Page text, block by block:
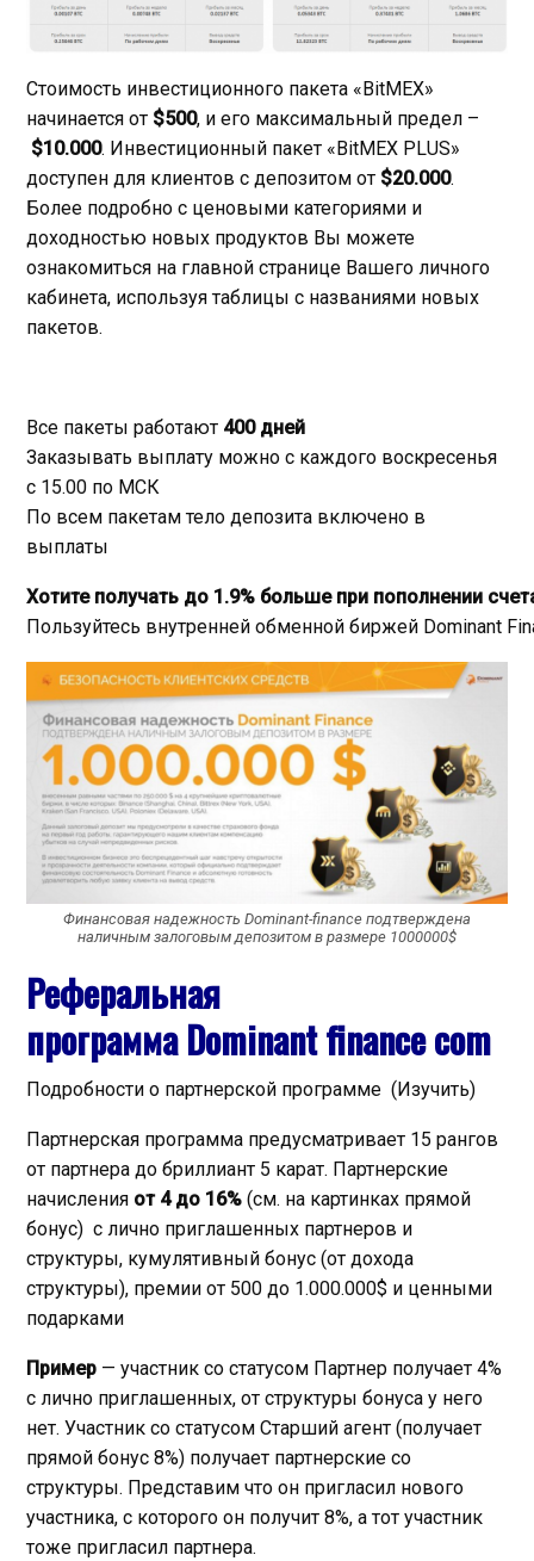
Стоимость инвестиционного пакета «BitMEX»
начинается от $500, и его максимальный предел –
$10.000. Инвестиционный пакет «BitMEX PLUS»
доступен для клиентов с депозитом от $20.000.
Более подробно с ценовыми категориями и
доходностью новых продуктов Вы можете
ознакомиться на главной странице Вашего личного
кабинета, используя таблицы с названиями новых
пакетов.
Все пакеты работают 400 дней
Заказывать выплату можно с каждого воскресенья
с 15.00 по МСК
По всем пакетам тело депозита включено в
выплаты
Хотите получать до 1.9% больше при пополнении
Пользуйтесь внутренней обменной биржей Dominant
Финансовая надежность Dominant-finance подтверждена
наличным залоговым депозитом в размере 1000000$
Реферальная
программаDominant finance com
Подробности о партнерской программе (Изучить)
Партнерская программа предусматривает 15 рангов
от партнера до бриллиант 5 карат. Партнерские
начисления от 4 до 16% (см. на картинках прямой
бонус) с лично приглашенных партнеров и
структуры, кумулятивный бонус (от дохода
структуры), премии от 500 до 1.000.000$ и ценными
подарками
Пример — участник со статусом Партнер получает 4%
с лично приглашенных, от структуры бонуса у него
нет. Участник со статусом Старший агент (получает
прямой бонус 8%) получает партнерские со
структуры. Представим что он пригласил нового
участника, с которого он получит 8%, а тот участник
тоже пригласил партнера.